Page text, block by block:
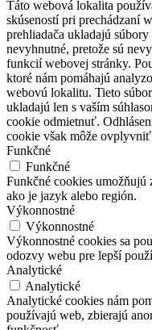
Táto webová lokalita
skúseností pri prechádzaní
prehliadača ukladajú
nevyhnutné, pretože sú
funkcií webovej stránky.
ktoré nám pomáhajú
webovú lokalitu. Tieto
ukladajú len s vaším
cookie odmietnuť.
cookie však môže ovplyvniť
Funkčné
Funkčné
Funkčné cookies umožňujú
ako je jazyk alebo región.
Výkonnostné
Výkonnostné
Výkonnostné cookies sa
odozvy webu pre lepší
Analytické
Analytické
Analytické cookies nám
používajú web, zbierajú